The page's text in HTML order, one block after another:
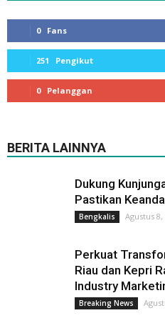
0 Fans
251 Pengikut
0 Pelanggan
BERITA LAINNYA
Dukung
Pastikan
Bengkalis Agustus 8,
Perkuat
Riau dan Kepri
Industry
Breaking News